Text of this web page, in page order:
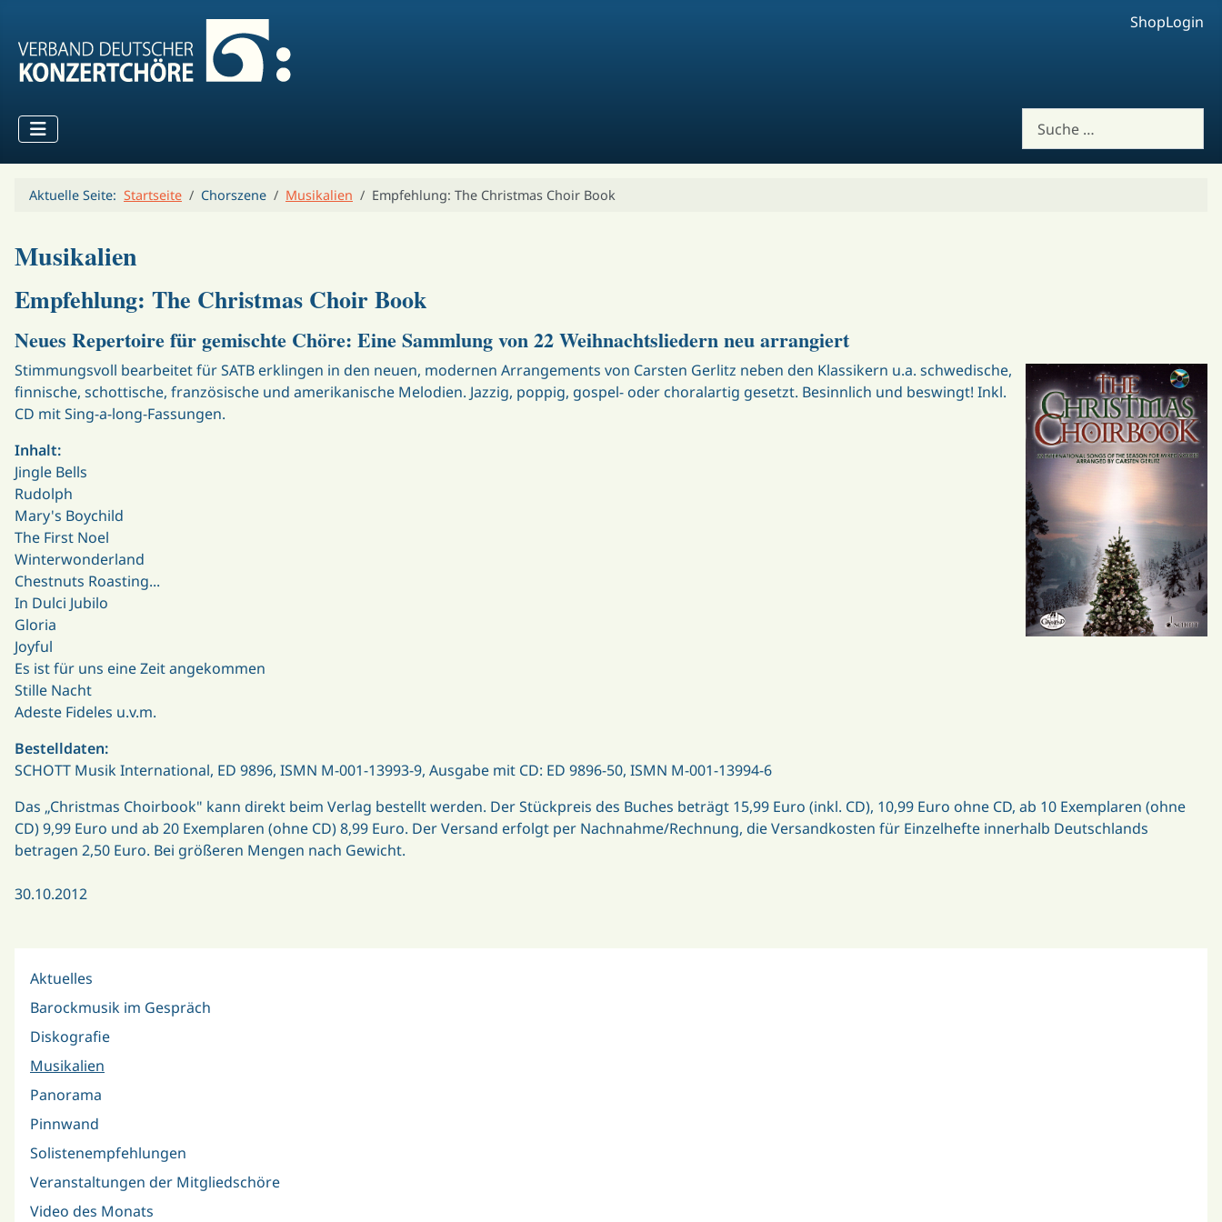
ShopLogin
Aktuelle Seite: Startseite Chorszene Musikalien Empfehlung: The Christmas Choir Book
Musikalien
Empfehlung: The Christmas Choir Book
Neues Repertoire für gemischte Chöre: Eine Sammlung von 22 Weihnachtsliedern neu arrangiert
Stimmungsvoll bearbeitet für SATB erklingen in den neuen, modernen Arrangements von Carsten Gerlitz neben den Klassikern u.a. schwedische,
finnische, schottische, französische und amerikanische Melodien. Jazzig, poppig, gospel- oder choralartig gesetzt. Besinnlich und beswingt! Inkl.
CD mit Sing-a-long-Fassungen.
Inhalt:
Jingle Bells
Rudolph
Mary's Boychild
The First Noel
Winterwonderland
Chestnuts Roasting...
In Dulci Jubilo
Gloria
Joyful
Es ist für uns eine Zeit angekommen
Stille Nacht
Adeste Fideles u.v.m.
Bestelldaten:
SCHOTT Musik International, ED 9896, ISMN M-001-13993-9, Ausgabe mit CD: ED 9896-50, ISMN M-001-13994-6
Das „Christmas Choirbook" kann direkt beim Verlag bestellt werden. Der Stückpreis des Buches beträgt 15,99 Euro (inkl. CD), 10,99 Euro ohne CD, ab 10 Exemplaren (ohne
CD) 9,99 Euro und ab 20 Exemplaren (ohne CD) 8,99 Euro. Der Versand erfolgt per Nachnahme/Rechnung, die Versandkosten für Einzelhefte innerhalb Deutschlands
betragen 2,50 Euro. Bei größeren Mengen nach Gewicht.
30.10.2012
Aktuelles
Barockmusik im Gespräch
Diskografie
Musikalien
Panorama
Pinnwand
Solistenempfehlungen
Veranstaltungen der Mitgliedschöre
Video des Monats